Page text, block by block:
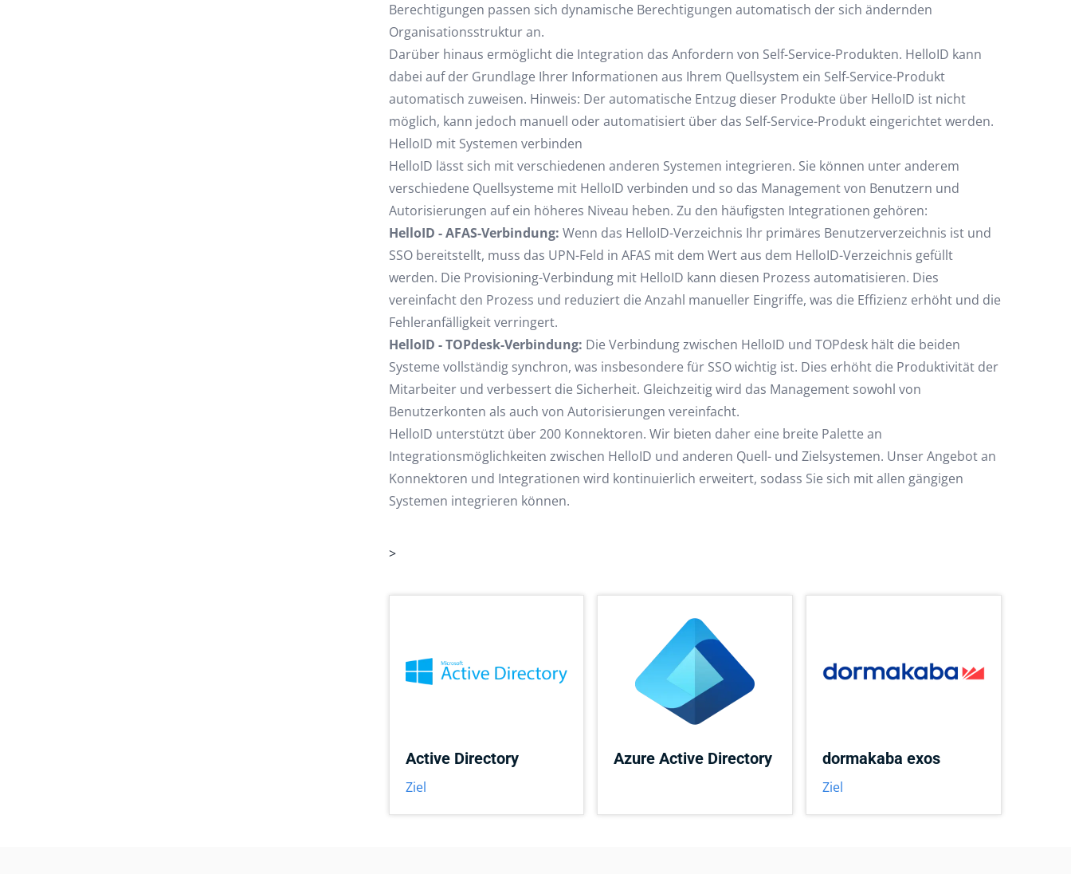
Berechtigungen passen sich dynamische Berechtigungen automatisch der sich ändernden
Organisationsstruktur an.
Darüber hinaus ermöglicht die Integration das Anfordern von Self-Service-Produkten. HelloID kann
dabei auf der Grundlage Ihrer Informationen aus Ihrem Quellsystem ein Self-Service-Produkt
automatisch zuweisen. Hinweis: Der automatische Entzug dieser Produkte über HelloID ist nicht
möglich, kann jedoch manuell oder automatisiert über das Self-Service-Produkt eingerichtet werden.
HelloID mit Systemen verbinden
HelloID lässt sich mit verschiedenen anderen Systemen integrieren. Sie können unter anderem
verschiedene Quellsysteme mit HelloID verbinden und so das Management von Benutzern und
Autorisierungen auf ein höheres Niveau heben. Zu den häufigsten Integrationen gehören:
HelloID - AFAS-Verbindung: Wenn das HelloID-Verzeichnis Ihr primäres Benutzerverzeichnis ist und
SSO bereitstellt, muss das UPN-Feld in AFAS mit dem Wert aus dem HelloID-Verzeichnis gefüllt
werden. Die Provisioning-Verbindung mit HelloID kann diesen Prozess automatisieren. Dies
vereinfacht den Prozess und reduziert die Anzahl manueller Eingriffe, was die Effizienz erhöht und die
Fehleranfälligkeit verringert.
HelloID - TOPdesk-Verbindung: Die Verbindung zwischen HelloID und TOPdesk hält die beiden
Systeme vollständig synchron, was insbesondere für SSO wichtig ist. Dies erhöht die Produktivität der
Mitarbeiter und verbessert die Sicherheit. Gleichzeitig wird das Management sowohl von
Benutzerkonten als auch von Autorisierungen vereinfacht.
HelloID unterstützt über 200 Konnektoren. Wir bieten daher eine breite Palette an
Integrationsmöglichkeiten zwischen HelloID und anderen Quell- und Zielsystemen. Unser Angebot an
Konnektoren und Integrationen wird kontinuierlich erweitert, sodass Sie sich mit allen gängigen
Systemen integrieren können.
>
Active Directory
Ziel
Azure Active Directory dormakaba exos
Ziel